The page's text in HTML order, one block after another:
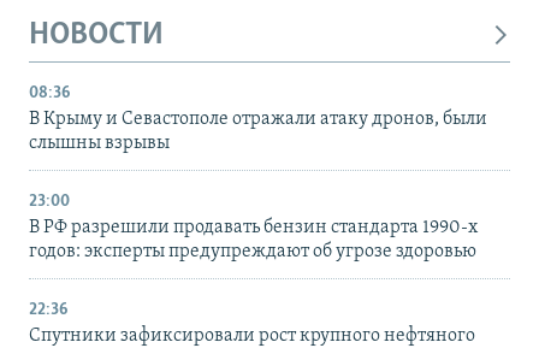
НОВОСТИ
08:36
В Крыму и Севастополе отражали атаку дронов, были
слышны взрывы
23:00
В РФ разрешили продавать бензин стандарта 1990-х
годов: эксперты предупреждают об угрозе здоровью
22:36
Спутники зафиксировали рост крупного нефтяного